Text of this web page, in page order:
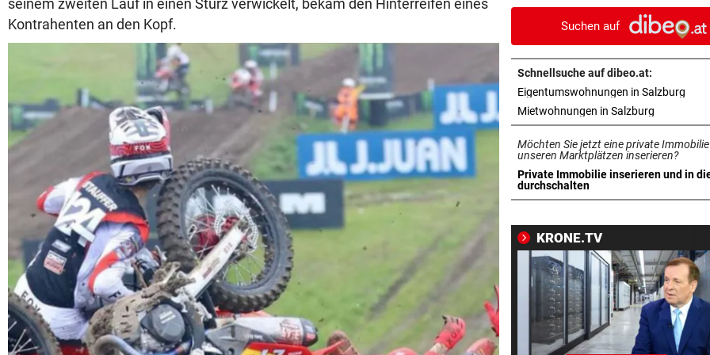
seinem zweiten Lauf in einen Sturz verwickelt, bekam den Hinterreifen eines
Kontrahenten an den Kopf.
diese Liga!“
15 JAHRE HAFT vor
Terrorist jammerte bei
„Bin geheilt“
RALF WIRD OPA!
David und Vivien
erwarten erstes Baby!
WIE ANGEKÜNDIGT
jungem Kanadier
SENIOR UND PFLEGERIN vor 10
Höhere Strafen für
aus Verzweiflung
FERIENENDE IM NORDEN vor
Suchen auf
Schnellsuche auf dibeo.at:
Eigentumswohnungen in Salzburg
Mietwohnungen in Salzburg
Möchten Sie jetzt eine private
unseren Marktplätzen inserieren?
Private Immobilie inserieren und in
durchschalten
in neuem Tab öffnen
KRONE.TV